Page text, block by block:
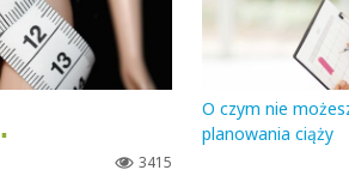
3415
O czym nie
planowania ciąży